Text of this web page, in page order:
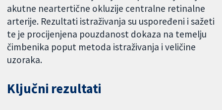
akutne neartertične okluzije centralne retinalne
arterije. Rezultati istraživanja su uspoređeni i sažeti
te je procijenjena pouzdanost dokaza na temelju
čimbenika poput metoda istraživanja i veličine
uzoraka.
Ključni rezultati